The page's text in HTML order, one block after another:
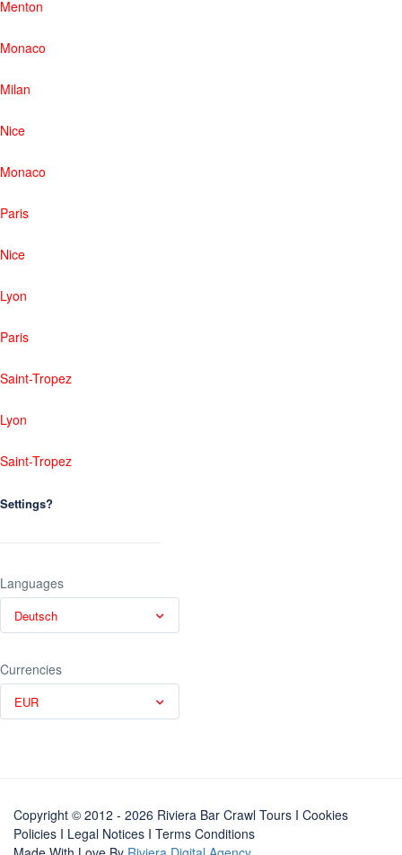
Menton
Monaco
Milan
Nice
Monaco
Paris
Nice
Lyon
Paris
Saint-Tropez
Lyon
Saint-Tropez
Settings?
Languages
Deutsch
Currencies
EUR
Copyright © 2012 - 2026 Riviera Bar Crawl Tours I Cookies
Policies I Legal Notices I Terms Conditions